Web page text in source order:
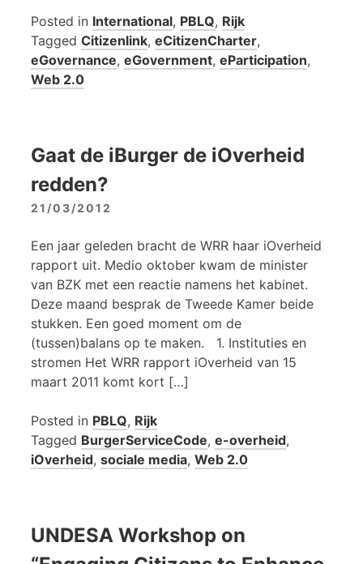
Posted in International, PBLQ, Rijk
Tagged Citizenlink, eCitizenCharter,
eGovernance, eGovernment, eParticipation,
Web 2.0
Gaat de iBurger de iOverheid
redden?
21/03/2012
Een jaar geleden bracht de WRR haar iOverheid
rapport uit. Medio oktober kwam de minister
van BZK met een reactie namens het kabinet.
Deze maand besprak de Tweede Kamer beide
stukken. Een goed moment om de
(tussen)balans op te maken. 1. Instituties en
stromen Het WRR rapport iOverheid van 15
maart 2011 komt kort […]
Posted in PBLQ, Rijk
Tagged BurgerServiceCode, e-overheid,
iOverheid, sociale media, Web 2.0
UNDESA Workshop on